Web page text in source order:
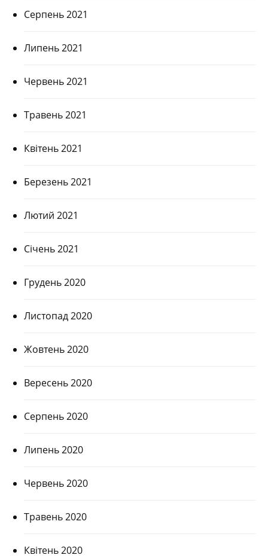
Серпень 2021
Липень 2021
Червень 2021
Травень 2021
Квітень 2021
Березень 2021
Лютий 2021
Січень 2021
Грудень 2020
Листопад 2020
Жовтень 2020
Вересень 2020
Серпень 2020
Липень 2020
Червень 2020
Травень 2020
Квітень 2020